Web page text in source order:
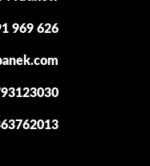
969 626